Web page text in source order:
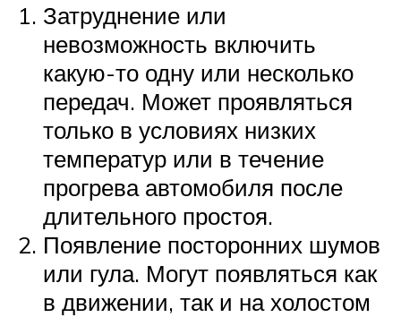
Затруднение или
невозможность включить
какую-то одну или несколько
передач. Может проявляться
только в условиях низких
температур или в течение
прогрева автомобиля после
длительного простоя.
Появление посторонних шумов
или гула. Могут появляться как
в движении, так и на холостом